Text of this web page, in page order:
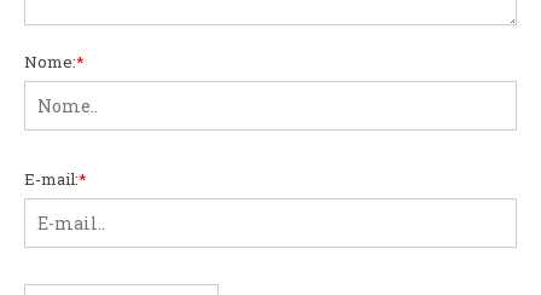
Nome:*
E-mail:*